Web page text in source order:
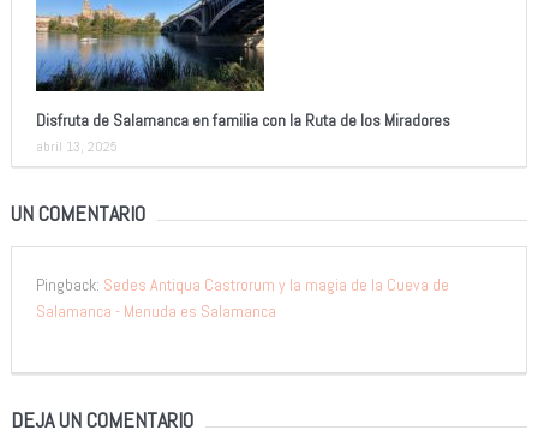
Disfruta de Salamanca en familia con la Ruta de los Miradores
abril 13, 2025
UN COMENTARIO
Pingback: Sedes Antiqua Castrorum y la magia de la Cueva de
Salamanca - Menuda es Salamanca
DEJA UN COMENTARIO